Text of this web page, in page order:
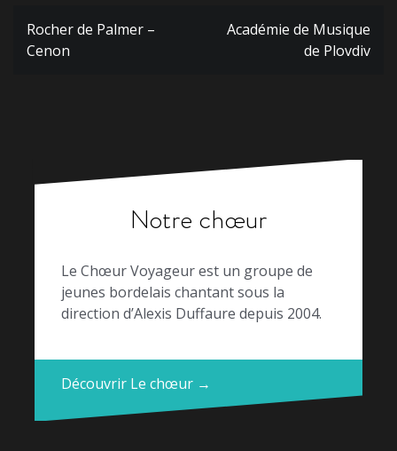
Navigation
de
Rocher de Palmer –
Cenon
Académie de Musique
de Plovdiv
Notre chœur
Le Chœur Voyageur est un groupe de
jeunes bordelais chantant sous la
direction d’Alexis Duffaure depuis 2004.
Découvrir Le chœur →